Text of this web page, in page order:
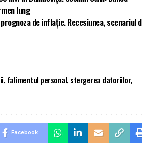
lung
de inflație. Recesiunea, scenariul
, falimentul personal, stergerea datoriilor,
Facebook